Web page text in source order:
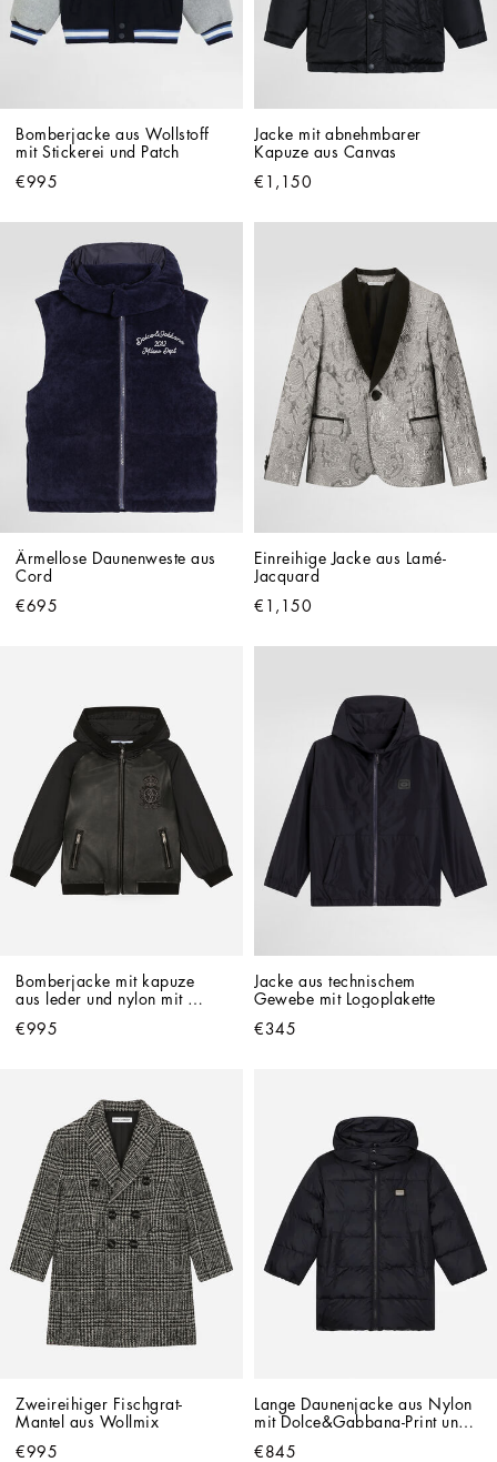
Bomberjacke aus Wollstoff
mit Stickerei und Patch
€995
Jacke mit abnehmbarer
€1,150
Ärmellose Daunenweste aus
Cord
€695
Einreihige Jacke aus Lamé-
Jacquard
€1,150
Bomberjacke mit kapuze
aus leder und nylon mit
€995
Jacke aus technischem
Gewebe mit Logoplakette
€345
Zweireihiger Fischgrat-
Mantel aus Wollmix
€995
Lange Daunenjacke aus Nylon
mit Dolce&Gabbana-Print und
€845